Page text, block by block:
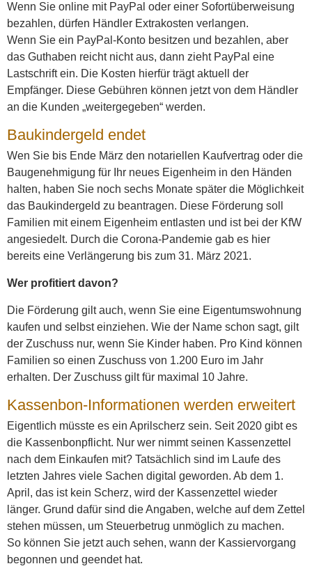
Wenn Sie online mit PayPal oder einer Sofortüberweisung
bezahlen, dürfen Händler Extrakosten verlangen.
Wenn Sie ein PayPal-Konto besitzen und bezahlen, aber
das Guthaben reicht nicht aus, dann zieht PayPal eine
Lastschrift ein. Die Kosten hierfür trägt aktuell der
Empfänger. Diese Gebühren können jetzt von dem Händler
an die Kunden „weitergegeben“ werden.
Baukindergeld endet
Wen Sie bis Ende März den notariellen Kaufvertrag oder die
Baugenehmigung für Ihr neues Eigenheim in den Händen
halten, haben Sie noch sechs Monate später die Möglichkeit
das Baukindergeld zu beantragen. Diese Förderung soll
Familien mit einem Eigenheim entlasten und ist bei der KfW
angesiedelt. Durch die Corona-Pandemie gab es hier
bereits eine Verlängerung bis zum 31. März 2021.
Wer profitiert davon?
Die Förderung gilt auch, wenn Sie eine Eigentumswohnung
kaufen und selbst einziehen. Wie der Name schon sagt, gilt
der Zuschuss nur, wenn Sie Kinder haben. Pro Kind können
Familien so einen Zuschuss von 1.200 Euro im Jahr
erhalten. Der Zuschuss gilt für maximal 10 Jahre.
Kassenbon-Informationen werden erweitert
Eigentlich müsste es ein Aprilscherz sein. Seit 2020 gibt es
die Kassenbonpflicht. Nur wer nimmt seinen Kassenzettel
nach dem Einkaufen mit? Tatsächlich sind im Laufe des
letzten Jahres viele Sachen digital geworden. Ab dem 1.
April, das ist kein Scherz, wird der Kassenzettel wieder
länger. Grund dafür sind die Angaben, welche auf dem Zettel
stehen müssen, um Steuerbetrug unmöglich zu machen.
So können Sie jetzt auch sehen, wann der Kassiervorgang
begonnen und geendet hat.